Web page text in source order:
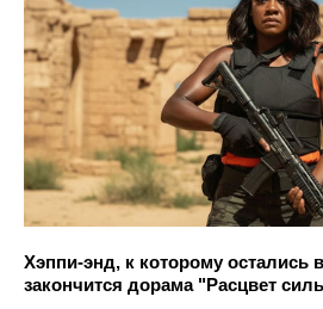
Хэппи-энд, к которому остались
закончится дорама "Расцвет